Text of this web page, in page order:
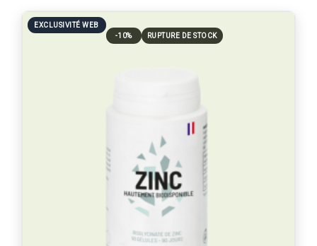
EXCLUSIVITÉ WEB
-10%
RUPTURE DE STOCK